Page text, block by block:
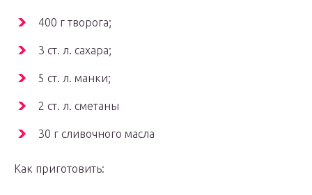
400 г творога;
3 ст. л. сахара;
5 ст. л. манки;
2 ст. л. сметаны
30 г сливочного масла
Как приготовить: